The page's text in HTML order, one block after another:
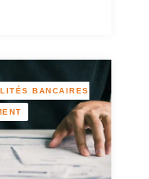
BANCAIRES